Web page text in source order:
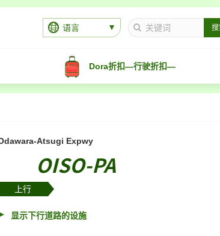
语言
Dora折扣—行驶折扣—
Atsugi Expwy
OISO-PA
上行
显示下行道路的设施